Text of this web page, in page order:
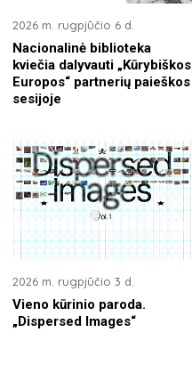
2026 m. rugpjūčio 6 d.
Nacionalinė biblioteka
kviečia dalyvauti „Kūrybiškos
Europos“ partnerių paieškos
sesijoje
2026 m. rugpjūčio 3 d.
Vieno kūrinio paroda.
„Dispersed Images“